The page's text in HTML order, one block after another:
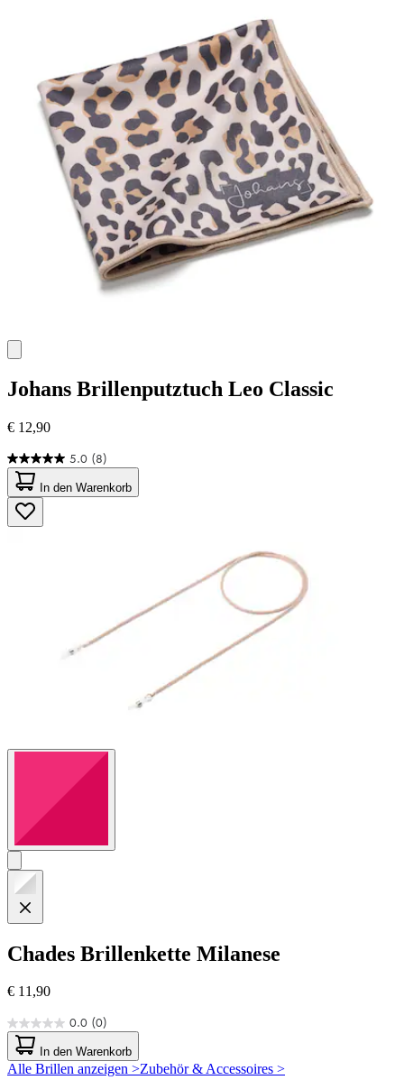
Johans Brillenputztuch Leo Classic
€ 12,90
5.0 (8)
5.0
von
5
Sternen.
8
In den Warenkorb
Chades Brillenkette Milanese
€ 11,90
0.0 (0)
0.0
von
5
In den Warenkorb
Alle Brillen anzeigen >Zubehör & Accessoires >